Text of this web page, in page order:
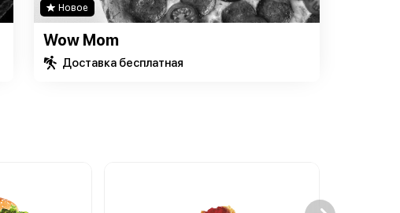
Новое
Wow Mom
Доставка бесплатная